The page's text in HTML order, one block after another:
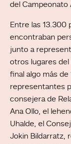
del Campeonato
Entre las 13.300
encontraban
junto a
otros lugares del
final algo más
representantes
consejera de
Ana Ollo, el
Uhalde, el
Jokin Bildarratz,